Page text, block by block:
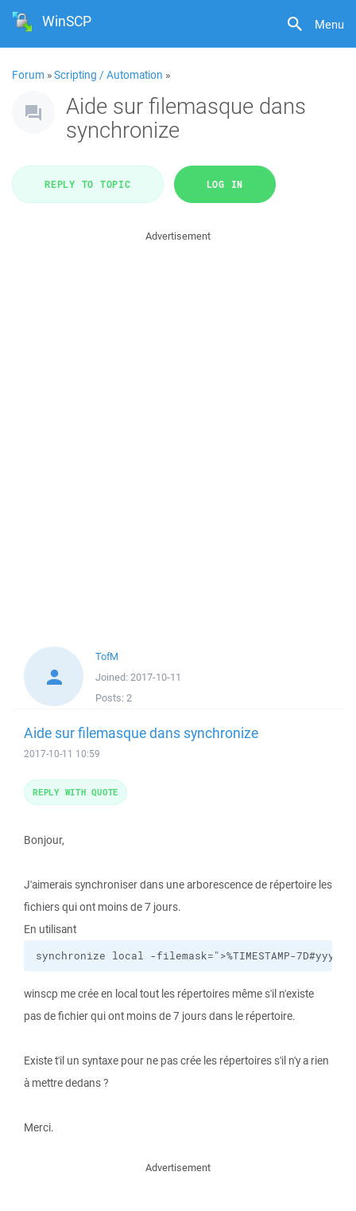
Menu
WinSCP
Forum »Scripting / Automation »
Aide sur filemasque dans
synchronize
REPLY TO TOPIC LOG IN
Advertisement
TofM
Joined: 2017-10-11
Posts: 2
Aide sur filemasque dans synchronize
2017-10-11 10:59
Bonjour,
J'aimerais synchroniser dans une arborescence de répertoire les
fichiers qui ont moins de 7 jours.
En utilisant
synchronize local -filemask=">%TIMESTAMP-7D#yyyy-
winscp me crée en local tout les répertoires même s'il n'existe
pas de fichier qui ont moins de 7 jours dans le répertoire.
Existe t'il un syntaxe pour ne pas crée les répertoires s'il n'y a rien
à mettre dedans ?
Merci.
REPLY WITH QUOTE
Advertisement